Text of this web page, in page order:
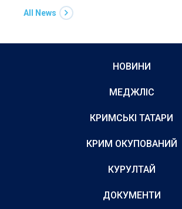
All News
НОВИНИ
МЕДЖЛІС
КРИМСЬКІ ТАТАРИ
КРИМ ОКУПОВАНИЙ
КУРУЛТАЙ
ДОКУМЕНТИ